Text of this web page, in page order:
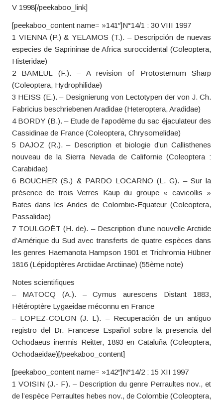
V 1998[/peekaboo_link]
[peekaboo_content name= »141″]N°14/1 : 30 VIII 1997
1 VIENNA (P.) & YELAMOS (T.). – Descripción de nuevas
especies de Saprininae de Africa suroccidental (Coleoptera,
Histeridae)
2 BAMEUL (F.). – A revision of Protosternum Sharp
(Coleoptera, Hydrophilidae)
3 HEISS (E.). – Designierung von Lectotypen der von J. Ch.
Fabricius beschriebenen Aradidae (Heteroptera, Aradidae)
4 BORDY (B.). – Etude de l’apodème du sac éjaculateur des
Cassidinae de France (Coleoptera, Chrysomelidae)
5 DAJOZ (R.). – Description et biologie d’un Callisthenes
nouveau de la Sierra Nevada de Californie (Coleoptera :
Carabidae)
6 BOUCHER (S.) & PARDO LOCARNO (L. G). – Sur la
présence de trois Verres Kaup du groupe « cavicollis »
Bates dans les Andes de Colombie-Equateur (Coleoptera,
Passalidae)
7 TOULGOËT (H. de). – Description d’une nouvelle Arctiide
d’Amérique du Sud avec transferts de quatre espèces dans
les genres Haemanota Hampson 1901 et Trichromia Hübner
1816 (Lépidoptères Arctiidae Arctiinae) (55ème note)
Notes scientifiques
– MATOCQ (A.). – Cymus aurescens Distant 1883,
Hétéroptère Lygaeidae méconnu en France
– LOPEZ-COLON (J. L). – Recuperación de un antiguo
registro del Dr. Francese Español sobre la presencia del
Ochodaeus inermis Reitter, 1893 en Cataluña (Coleoptera,
Ochodaeidae)[/peekaboo_content]
[peekaboo_content name= »142″]N°14/2 : 15 XII 1997
1 VOISIN (J.- F). – Description du genre Perraultes nov., et
de l’espèce Perraultes hebes nov., de Colombie (Coleoptera,